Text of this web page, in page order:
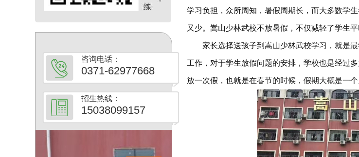
咨询电话：
0371-62977668
招生热线：
15038099157
学习负担，众所周知，暑假周期长，而大多数学
又少。嵩山少林武校不放暑假，不仅减轻了学生
家长选择送孩子到嵩山少林武校学习，就是最
工作，对于学生放假问题的安排，学校也是经过
放一次假，也就是在春节的时候，假期大概是一